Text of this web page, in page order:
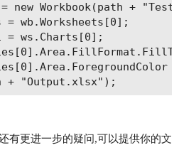
new Workbook(path +
= wb.Worksheets[0];
= ws.Charts[0];
有更进一步的疑问,可以提供你的文